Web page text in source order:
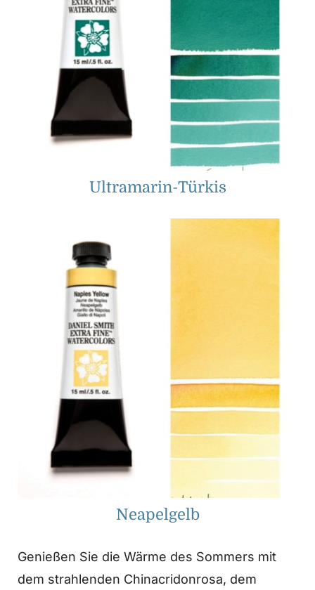
Ultramarin-Türkis
Neapelgelb
Genießen Sie die Wärme des Sommers mit
dem strahlenden Chinacridonrosa, dem